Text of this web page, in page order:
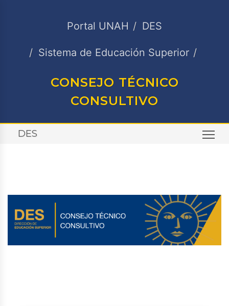
Portal UNAH DES
Sistema de Educación Superior
CONSEJO TÉCNICO
CONSULTIVO
DES